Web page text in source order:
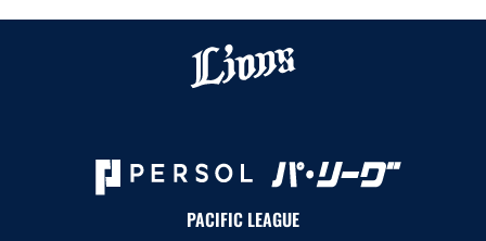
PACIFIC LEAGUE